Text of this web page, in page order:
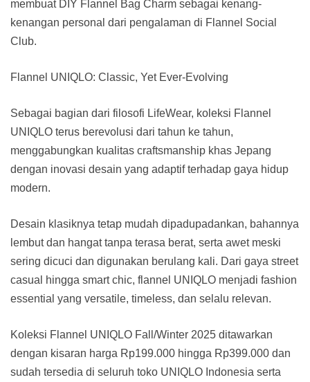
membuat DIY Flannel Bag Charm sebagai kenang-
kenangan personal dari pengalaman di Flannel Social
Club.
Flannel UNIQLO: Classic, Yet Ever-Evolving
Sebagai bagian dari filosofi LifeWear, koleksi Flannel
UNIQLO terus berevolusi dari tahun ke tahun,
menggabungkan kualitas craftsmanship khas Jepang
dengan inovasi desain yang adaptif terhadap gaya hidup
modern.
Desain klasiknya tetap mudah dipadupadankan, bahannya
lembut dan hangat tanpa terasa berat, serta awet meski
sering dicuci dan digunakan berulang kali. Dari gaya street
casual hingga smart chic, flannel UNIQLO menjadi fashion
essential yang versatile, timeless, dan selalu relevan.
Koleksi Flannel UNIQLO Fall/Winter 2025 ditawarkan
dengan kisaran harga Rp199.000 hingga Rp399.000 dan
sudah tersedia di seluruh toko UNIQLO Indonesia serta